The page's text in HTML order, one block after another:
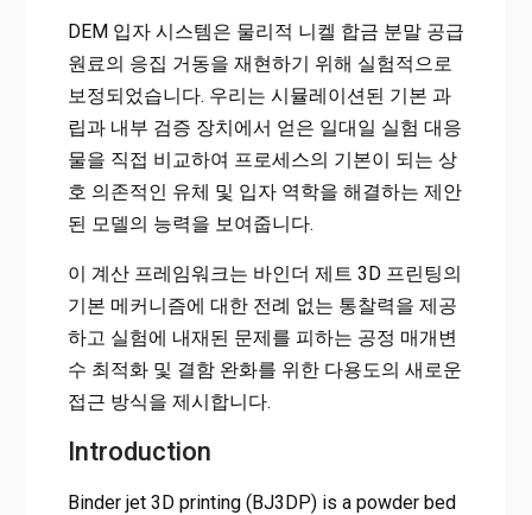
DEM 입자 시스템은 물리적 니켈 합금 분말 공급
원료의 응집 거동을 재현하기 위해 실험적으로
보정되었습니다. 우리는 시뮬레이션된 기본 과
립과 내부 검증 장치에서 얻은 일대일 실험 대응
물을 직접 비교하여 프로세스의 기본이 되는 상
호 의존적인 유체 및 입자 역학을 해결하는 제안
된 모델의 능력을 보여줍니다.
이 계산 프레임워크는 바인더 제트 3D 프린팅의
기본 메커니즘에 대한 전례 없는 통찰력을 제공
하고 실험에 내재된 문제를 피하는 공정 매개변
수 최적화 및 결함 완화를 위한 다용도의 새로운
접근 방식을 제시합니다.
Introduction
Binder jet 3D printing (BJ3DP) is a powder bed